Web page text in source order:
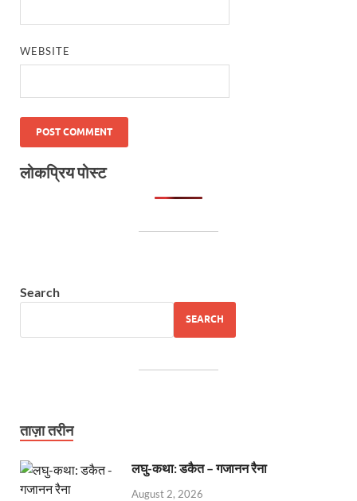
WEBSITE
लोकप्रिय पोस्ट
Search
SEARCH
ताज़ा तरीन
लघु-कथा: डकैत – गजानन रैना
August 2, 2026